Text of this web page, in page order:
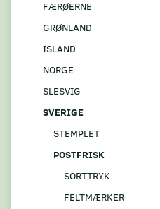
FÆRØERNE
GRØNLAND
ISLAND
NORGE
SLESVIG
SVERIGE
STEMPLET
POSTFRISK
SORTTRYK
FELTMÆRKER